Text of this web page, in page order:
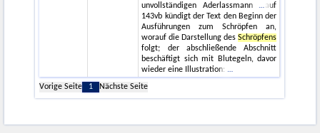
unvollständigen Aderlassmann
auf
143vb kündigt der Text den Beginn der
Ausführungen zum Schröpfen an,
worauf die Darstellung desSchröpfens
folgt; der abschließende Abschnitt
beschäftigt sich mit Blutegeln, davor
wieder eine Illustration:
Vorige Seite
1 Nächste Seite